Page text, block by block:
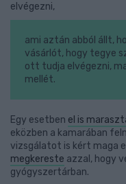
elvégezni,
ami aztán abból állt,
vásárlót, hogy tegye
ott tudja elvégezni,
mellét.
Egy esetben el is
eközben a kamarában
vizsgálatot is kért maga
megkereste azzal, hogy
gyógyszertárban.